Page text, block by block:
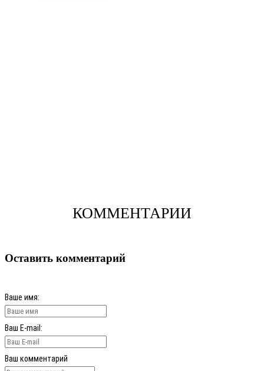
КОММЕНТАРИИ
Оставить комментарий
Ваше имя:
Ваш E-mail:
Ваш комментарий